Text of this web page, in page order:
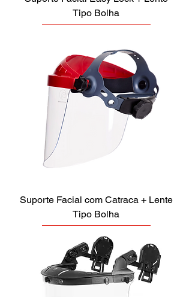
Tipo Bolha
Suporte Facial com Catraca + Lente
Tipo Bolha